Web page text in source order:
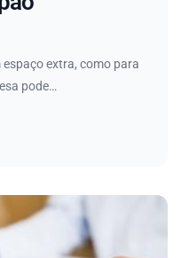
extra, como para
pode…